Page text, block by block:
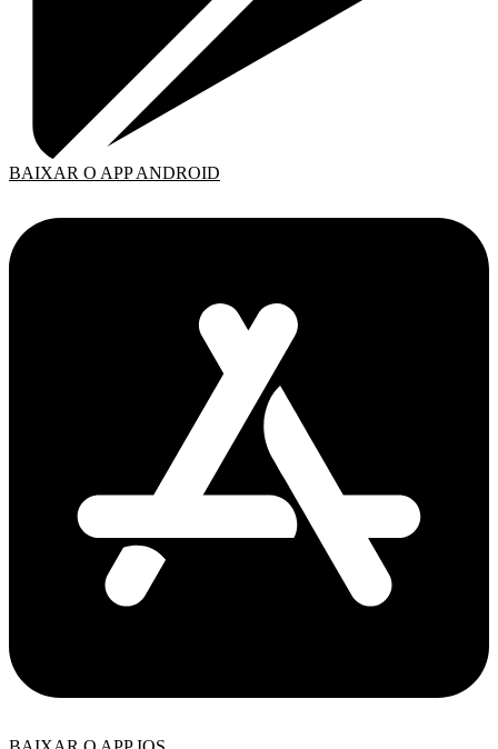
BAIXAR O APP ANDROID